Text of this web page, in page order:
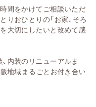
間をかけてご相談いただ
りおひとりの「お家、そろ
大切にしたいと改めて感
内装のリニューアルま
阪地域まるごとお付き合い